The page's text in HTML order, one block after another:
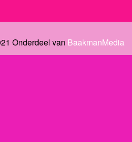
Onderdeel van BaakmanMedia